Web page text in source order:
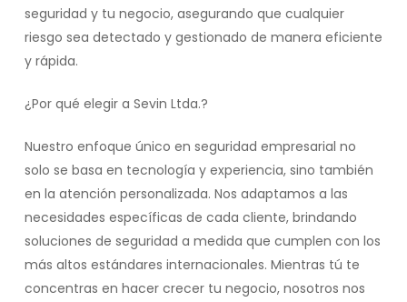
seguridad y tu negocio, asegurando que cualquier
riesgo sea detectado y gestionado de manera eficiente
y rápida.
¿Por qué elegir a Sevin Ltda.?
Nuestro enfoque único en seguridad empresarial no
solo se basa en tecnología y experiencia, sino también
en la atención personalizada. Nos adaptamos a las
necesidades específicas de cada cliente, brindando
soluciones de seguridad a medida que cumplen con los
más altos estándares internacionales. Mientras tú te
concentras en hacer crecer tu negocio, nosotros nos